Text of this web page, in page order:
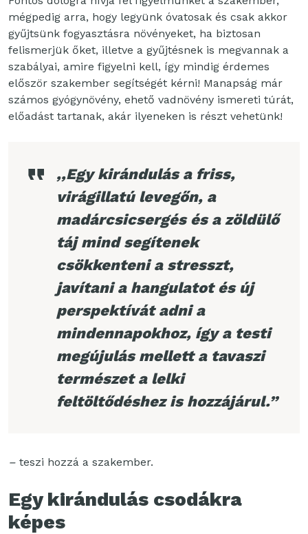
mégpedig arra, hogy legyünk óvatosak és csak akkor
gyűjtsünk fogyasztásra növényeket, ha biztosan
felismerjük őket, illetve a gyűjtésnek is megvannak a
szabályai, amire figyelni kell, így mindig érdemes
először szakember segítségét kérni! Manapság már
számos gyógynövény, ehető vadnövény ismereti túrát,
előadást tartanak, akár ilyeneken is részt vehetünk!
,,Egy kirándulás a friss,
virágillatú levegőn, a
madárcsicsergés és a zöldülő
táj mind segítenek
csökkenteni a stresszt,
javítani a hangulatot és új
perspektívát adni a
mindennapokhoz, így a testi
megújulás mellett a tavaszi
természet a lelki
feltöltődéshez is hozzájárul.”
– teszi hozzá a szakember.
Egy kirándulás csodákra
képes